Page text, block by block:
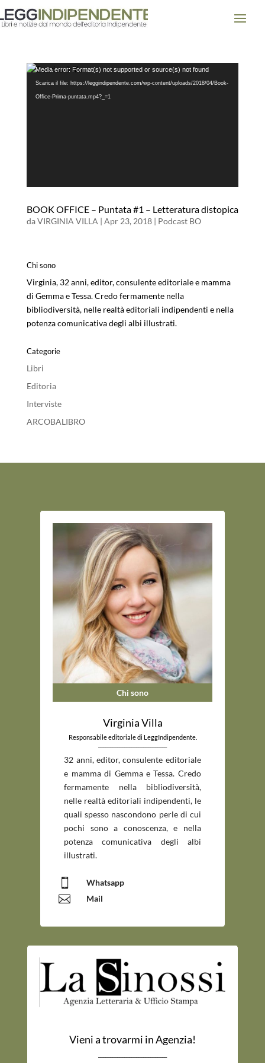
Video
Player
Media error: Format(s) not supported or source(s) not found
Scarica il file: https://leggindipendente.com/wp-content/uploads/2018/04/Book-
Office-Prima-puntata.mp4?_=1
BOOK OFFICE – Puntata #1 – Letteratura distopica
daVIRGINIA VILLA | Apr 23, 2018| Podcast BO
Chi sono
Virginia, 32 anni, editor, consulente editoriale e mamma
di Gemma e Tessa. Credo fermamente nella
bibliodiversità, nelle realtà editoriali indipendenti e nella
potenza comunicativa degli albi illustrati.
Categorie
Libri
Editoria
Interviste
ARCOBALIBRO
Chi sono
Virginia Villa
Responsabile editoriale di LeggIndipendente.
_____________________________
32 anni, editor, consulente editoriale
e mamma di Gemma e Tessa. Credo
fermamente nella bibliodiversità,
nelle realtà editoriali indipendenti, le
quali spesso nascondono perle di cui
pochi sono a conoscenza, e nella
potenza comunicativa degli albi
illustrati.
 Whatsapp
 Mail
Vieni a trovarmi in Agenzia!